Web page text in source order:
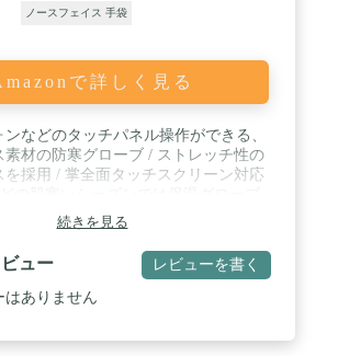
耐久性も2〜3倍強化されています。中
PU皮革の手のひらは、優れた振動防止
います。多層で高密度な生地は、風や
です。（※完全防水ではないのでご注
グローブの手首には、内蔵された弾性
可能なニットベルトが採用されてお
ノースフェイス 手袋
で詳しく見る
ンなどのタッチパネル操作ができる、
素材の防寒グローブ / ストレッチ性の
を採用 / 掌全面タッチスクリーン対応
使用はもちろんのこと、冬には防水ア
ブのインナーとしても幅広く活用でき
続きを見る
ュー レビューを書く
はありません